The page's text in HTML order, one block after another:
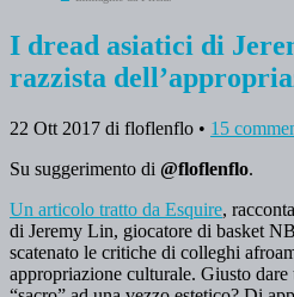
I dread asiatici di
razzista
22 Ott 2017 di floflenflo • 15
Su suggerimento di @floflenflo.
Un articolo tratto da Esquire,
di Jeremy Lin, giocatore di basket
scatenato le critiche di colleghi
appropriazione culturale. Giusto